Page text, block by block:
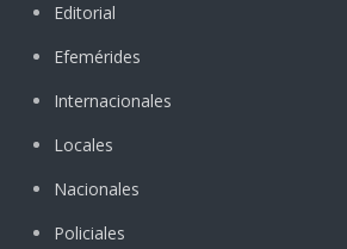
Editorial
Efemérides
Internacionales
Locales
Nacionales
Policiales